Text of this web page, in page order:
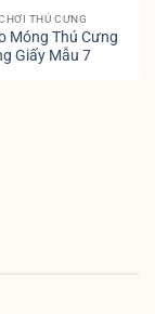
THÚ CƯNG
Móng Thú Cưng
Giấy Mẫu 7